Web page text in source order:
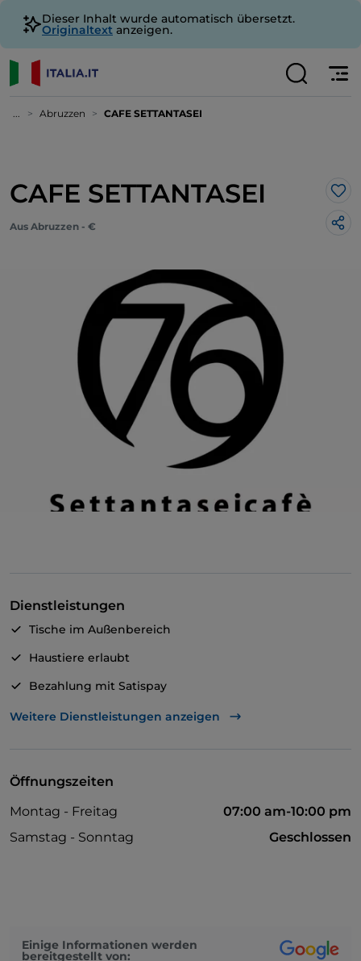
Dieser Inhalt wurde automatisch übersetzt.
Originaltext anzeigen.
... Abruzzen CAFE SETTANTASEI
CAFE SETTANTASEI
Aus Abruzzen - €
Dienstleistungen
Tische im Außenbereich
Haustiere erlaubt
Bezahlung mit Satispay
Behindertengerechter Zugang
Weitere Dienstleistungen anzeigen
Öffnungszeiten
Montag - Freitag
07:00 am-10:00 pm
Samstag - Sonntag
Geschlossen
Einige Informationen werden
bereitgestellt von: